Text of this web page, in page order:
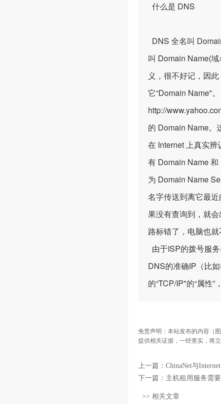
什么是 DNS
DNS 全名叫
叫 Domain Name(
义，很不好记，因
它“Domain Name"
http://
的 Domain Name。
在 Internet 上真实
有 Domain Name
为 Domain Name
名字传送到离它最
果没有查询到，就
路标错了，电脑也
由于ISP的拨号服
DNS的准确IP（比
的“TCP/IP"的“属性
免责声明：本站发布的内容（
提供相关证据，一经查实，将
上一篇： ChinaNet与
下一篇： 主机租用服务需
>> 相关文章